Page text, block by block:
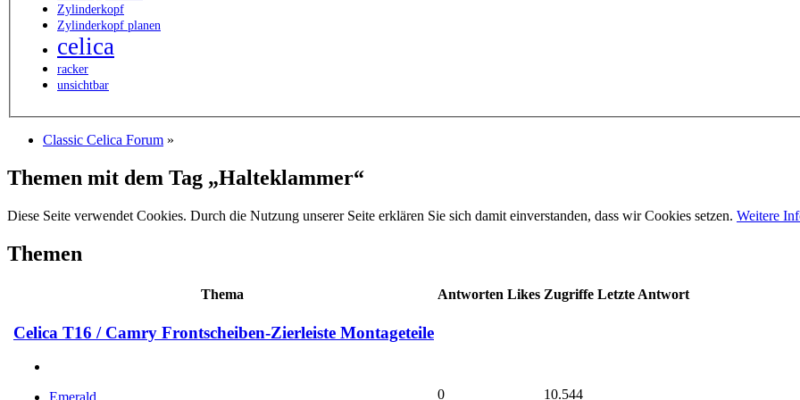
Zylinderkopf
Zylinderkopf planen
celica
racker
unsichtbar
Classic Celica Forum »
Themen mit dem Tag „Halteklammer“
Diese Seite verwendet Cookies. Durch die Nutzung unserer Seite erklären Sie sich damit einverstanden, dass wir Cookies setzen. Weitere
Themen
Thema Antworten Likes Zugriffe Letzte Antwort
Celica T16 / Camry Frontscheiben-Zierleiste Montageteile
0 10.544